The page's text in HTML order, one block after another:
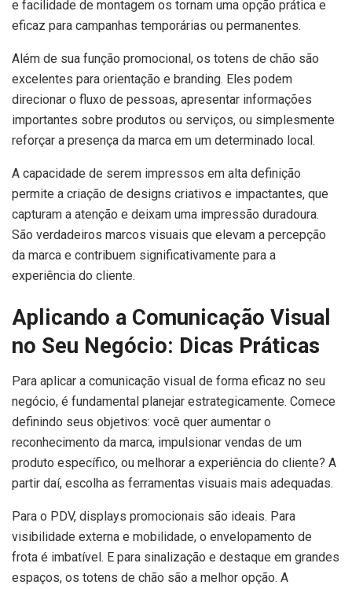
e facilidade de montagem os tornam uma opção prática e
eficaz para campanhas temporárias ou permanentes.
Além de sua função promocional, os totens de chão são
excelentes para orientação e branding. Eles podem
direcionar o fluxo de pessoas, apresentar informações
importantes sobre produtos ou serviços, ou simplesmente
reforçar a presença da marca em um determinado local.
A capacidade de serem impressos em alta definição
permite a criação de designs criativos e impactantes, que
capturam a atenção e deixam uma impressão duradoura.
São verdadeiros marcos visuais que elevam a percepção
da marca e contribuem significativamente para a
experiência do cliente.
Aplicando a Comunicação Visual
no Seu Negócio: Dicas Práticas
Para aplicar a comunicação visual de forma eficaz no seu
negócio, é fundamental planejar estrategicamente. Comece
definindo seus objetivos: você quer aumentar o
reconhecimento da marca, impulsionar vendas de um
produto específico, ou melhorar a experiência do cliente? A
partir daí, escolha as ferramentas visuais mais adequadas.
Para o PDV, displays promocionais são ideais. Para
visibilidade externa e mobilidade, o envelopamento de
frota é imbatível. E para sinalização e destaque em grandes
espaços, os totens de chão são a melhor opção. A